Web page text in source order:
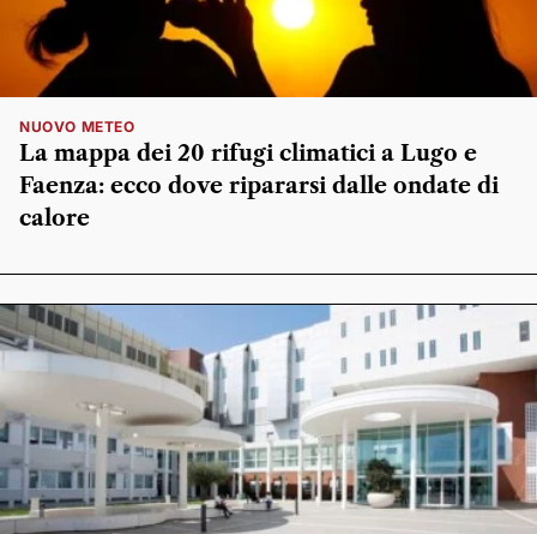
NUOVO METEO
La mappa dei 20 rifugi climatici a Lugo e
Faenza: ecco dove ripararsi dalle ondate di
calore